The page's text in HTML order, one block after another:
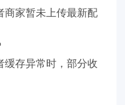
商家暂未上传最新配
缓存异常时，部分收